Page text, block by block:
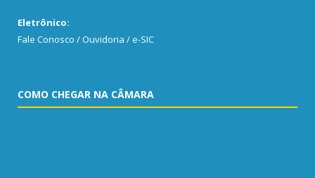
Eletrônico:
Fale Conosco / Ouvidoria / e-SIC
COMO CHEGAR NA CÂMARA